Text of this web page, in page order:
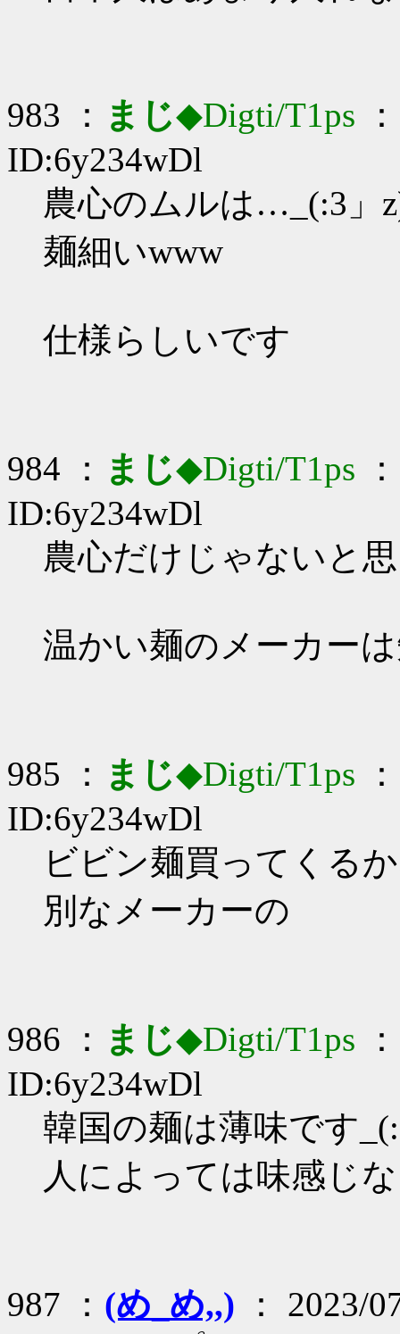
983 ： まじ◆Digti/T1ps
ID:6y234wDl
農心のムルは…_(:3」
麺細いwww
仕様らしいです
984 ： まじ◆Digti/T1ps
ID:6y234wDl
農心だけじゃないと
温かい麺のメーカー
985 ： まじ◆Digti/T1ps
ID:6y234wDl
ビビン麺買ってくる
別なメーカーの
986 ： まじ◆Digti/T1ps
ID:6y234wDl
韓国の麺は薄味です
人によっては味感じ
987 ： (め_め,,) ： 2023/